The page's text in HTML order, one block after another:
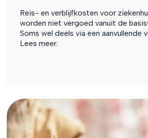
Reis- en verblijfkosten voor
worden niet vergoed vanuit de
Soms wel deels via een aanvullende
Lees meer.